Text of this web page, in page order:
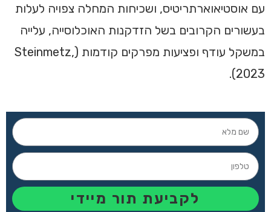
עם אוסטיאוארתריטיס, ושכיחות המחלה צפויה לעלות
בעשורים הקרובים בשל הזדקנות האוכלוסייה, עלייה
במשקל עודף ופציעות מפרקים קודמות (Steinmetz,
2023).
לקביעת תור מיידי